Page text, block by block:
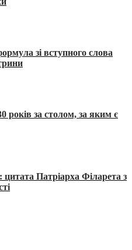
зі вступного слова
років за столом, за яким є
Патріарха Філарета з